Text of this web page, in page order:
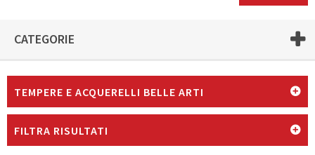
CATEGORIE
TEMPERE E ACQUERELLI BELLE ARTI
FILTRA RISULTATI